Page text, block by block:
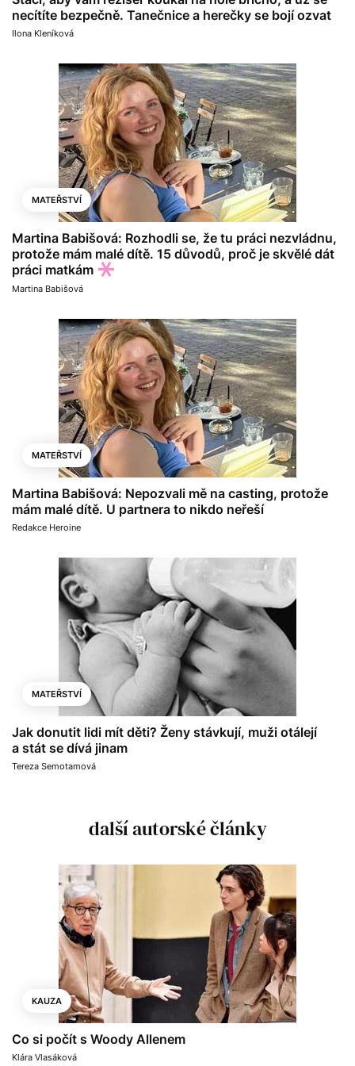
necítíte bezpečně. Tanečnice a herečky se bojí ozvat
Ilona Kleníková
MATEŘSTVÍ
Martina Babišová: Rozhodli se, že tu práci nezvládnu,
protože mám malé dítě. 15 důvodů, proč je skvělé dát
práci matkám
Martina Babišová
MATEŘSTVÍ
Martina Babišová: Nepozvali mě na casting, protože
mám malé dítě. U partnera to nikdo neřeší
Redakce Heroine
MATEŘSTVÍ
Jak donutit lidi mít děti? Ženy stávkují, muži otálejí
a stát se dívá jinam
Tereza Semotamová
další autorské články
KAUZA
Co si počít s Woody Allenem
Klára Vlasáková